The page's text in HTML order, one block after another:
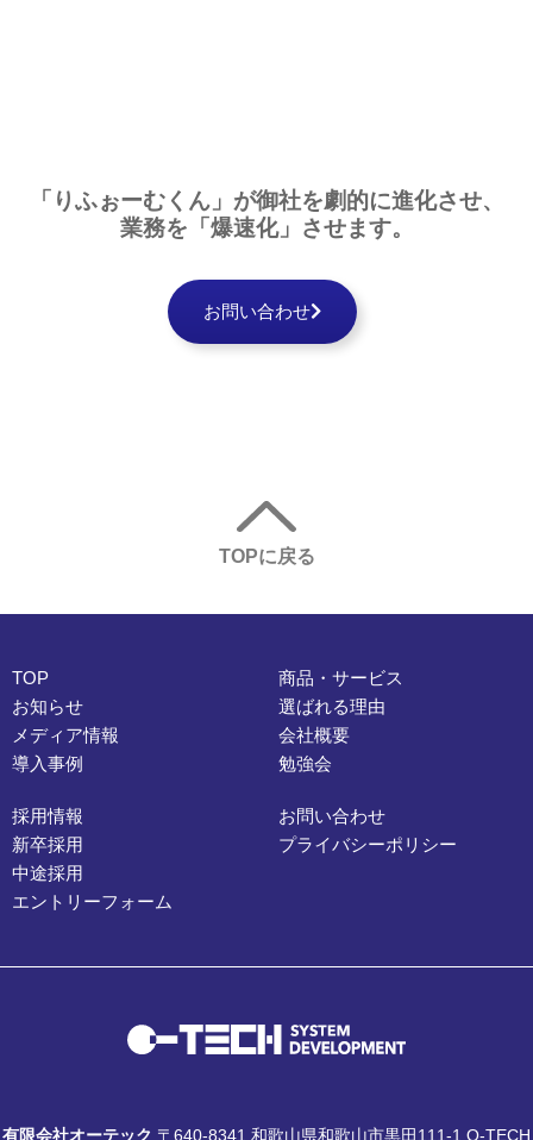
「りふぉーむくん」が御社を劇的に進化させ、
業務を 「爆速化」 させます。
お問い合わせ
TOPに戻る
TOP
お知らせ
メディア情報
導入事例
商品・サービス
選ばれる理由
会社概要
勉強会
採用情報
新卒採用
中途採用
エントリーフォーム
お問い合わせ
プライバシーポリシー
有限会社オーテック 〒640-8341 和歌山県和歌山市黒田111-1 O-TECH